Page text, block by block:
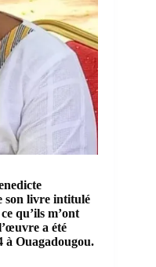
son livre intitulé
qu’ils m’ont
a été
à Ouagadougou.